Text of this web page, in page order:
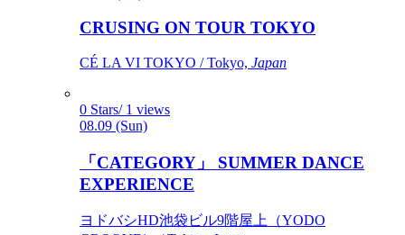
CRUSING ON TOUR TOKYO
CÉ LA VI TOKYO / Tokyo, Japan
0 Stars/ 1 views
08.09 (Sun)
「CATEGORY」 SUMMER DANCE
EXPERIENCE
ヨドバシHD池袋ビル9階屋上（YODO